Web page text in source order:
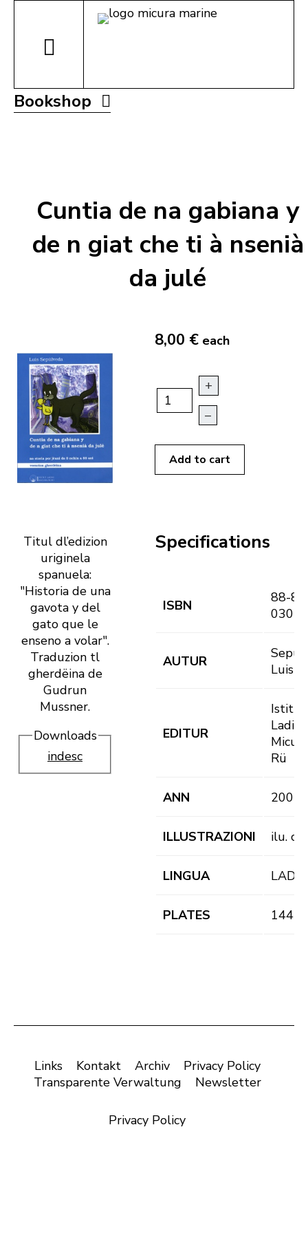
Bookshop
Cuntia de na gabiana y
de n giat che ti à nsenià
da julé
Titul dl’edizion
uriginela
spanuela:
"Historia de una
gavota y del
gato que le
enseno a volar".
Traduzion tl
gherdëina de
Gudrun
Mussner.
Downloads
indesc
8,00 € each
+
–
Add to cart
Specifications
ISBN
88-
030-7
AUTUR
Luis
EDITUR
Istitut
Ladin
Rü
ANN 2001
ILLUSTRAZIONI ilu.
LINGUA LAD
PLATES 144
Links Kontakt Archiv
Privacy Policy
Transparente Verwaltung
Newsletter
Privacy Policy